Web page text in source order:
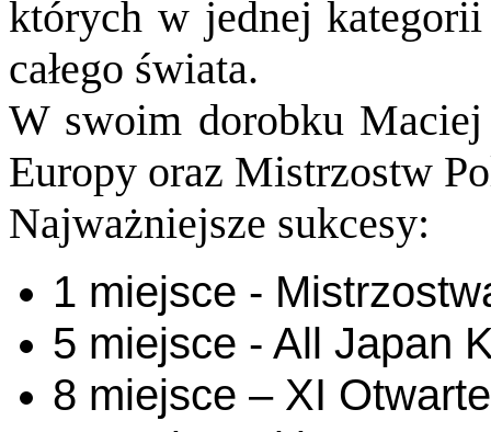
których w jednej kategorii
całego świata.
W swoim dorobku
Europy oraz Mistrzostw
Najważniejsze sukcesy:
1 miejsce -
5 miejsce - All Japan
8 miejsce – XI